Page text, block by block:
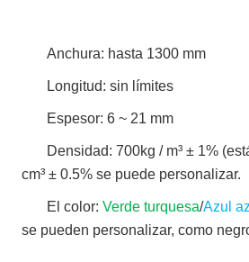
Anchura: hasta 1300 mm
Longitud: sin límites
Espesor: 6 ~ 21 mm
Densidad: 700kg / m³ ± 1%
cm³ ± 0.5% se puede personalizar.
El color:Verde turquesa/Azul
se pueden personalizar, como